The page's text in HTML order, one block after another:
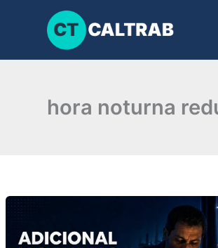
conteúdo
hora noturna